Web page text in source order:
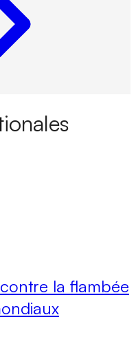
la flambée